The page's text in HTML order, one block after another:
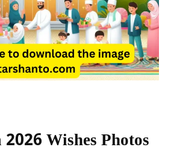
Wishes Photos